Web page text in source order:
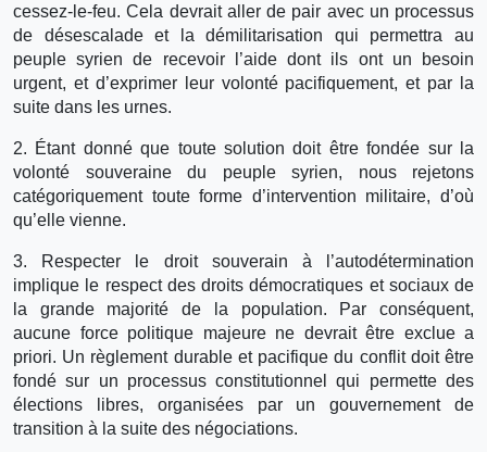
cessez-le-feu. Cela devrait aller de pair avec un processus
de désescalade et la démilitarisation qui permettra au
peuple syrien de recevoir l’aide dont ils ont un besoin
urgent, et d’exprimer leur volonté pacifiquement, et par la
suite dans les urnes.
2. Étant donné que toute solution doit être fondée sur la
volonté souveraine du peuple syrien, nous rejetons
catégoriquement toute forme d’intervention militaire, d’où
qu’elle vienne.
3. Respecter le droit souverain à l’autodétermination
implique le respect des droits démocratiques et sociaux de
la grande majorité de la population. Par conséquent,
aucune force politique majeure ne devrait être exclue a
priori. Un règlement durable et pacifique du conflit doit être
fondé sur un processus constitutionnel qui permette des
élections libres, organisées par un gouvernement de
transition à la suite des négociations.